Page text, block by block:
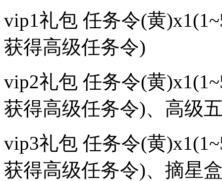
vip1礼包 任务令(黄
获得高级任务令)
vip2礼包 任务令(黄
获得高级任务令)、高级
vip3礼包 任务令(黄
获得高级任务令)、摘星